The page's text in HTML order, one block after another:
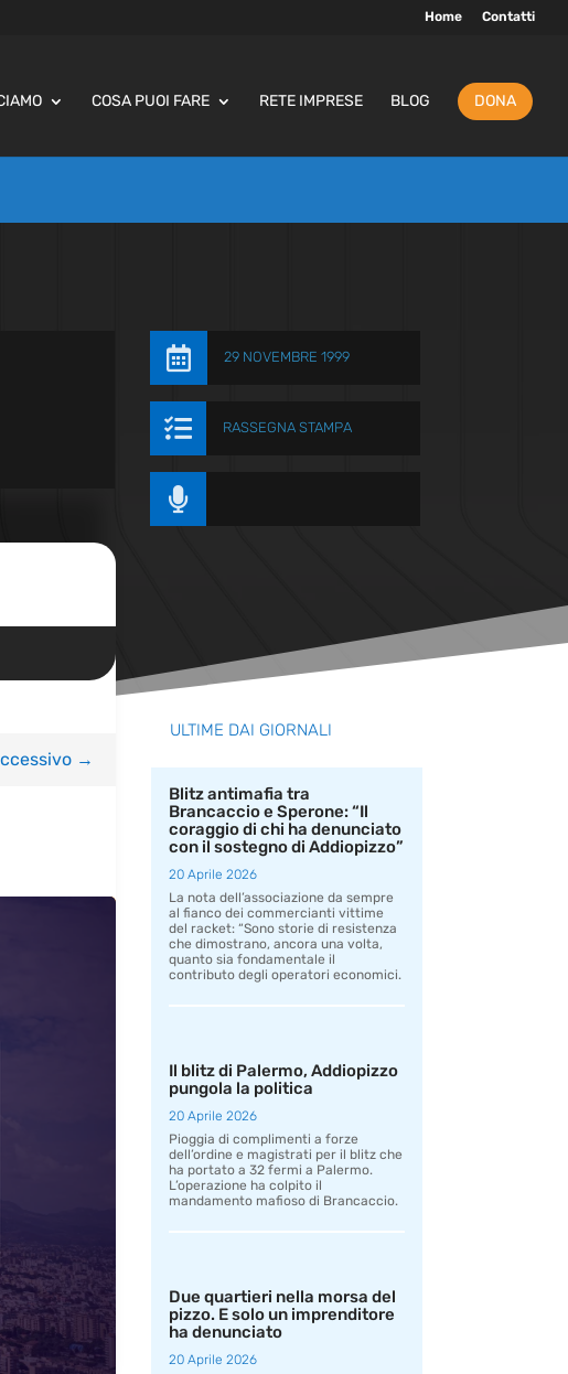
Home Contatti
COSA PUOI FARE RETE IMPRESE BLOG DONA
 29 NOVEMBRE 1999
 RASSEGNA STAMPA

→
ULTIME DAI GIORNALI
Blitz antimafia tra
Brancaccio e Sperone: “Il
coraggio di chi ha denunciato
con il sostegno di Addiopizzo”
20 Aprile 2026
La nota dell’associazione da sempre
al fianco dei commercianti vittime
del racket: “Sono storie di resistenza
che dimostrano, ancora una volta,
quanto sia fondamentale il
contributo degli operatori economici.
Il blitz di Palermo, Addiopizzo
pungola la politica
20 Aprile 2026
Pioggia di complimenti a forze
dell’ordine e magistrati per il blitz che
ha portato a 32 fermi a Palermo.
L’operazione ha colpito il
mandamento mafioso di Brancaccio.
Due quartieri nella morsa del
pizzo. E solo un imprenditore
ha denunciato
20 Aprile 2026